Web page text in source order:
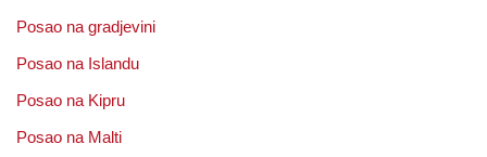
Posao na gradjevini
Posao na Islandu
Posao na Kipru
Posao na Malti